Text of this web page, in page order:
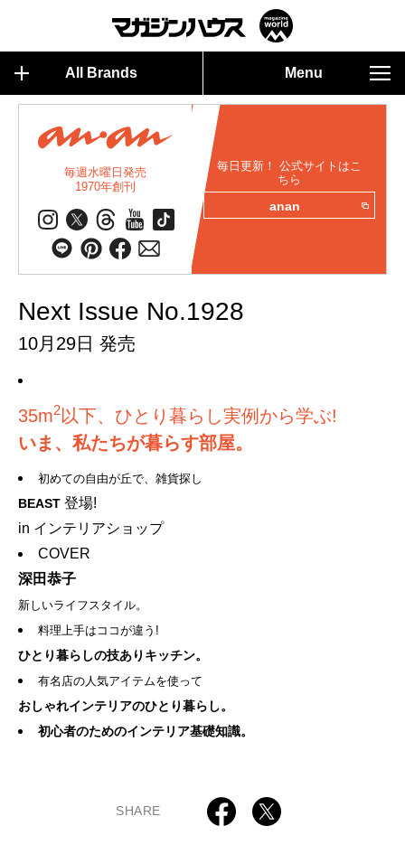
All Brands Menu
毎週水曜日発売
1970年創刊
毎日更新！ 公式サイトはこ
ちら
anan
Next Issue No.1928
10月29日 発売
35m2以下、ひとり暮らし実例から学ぶ!
いま、私たちが暮らす部屋。
初めての自由が丘で、雑貨探し
BEAST 登場!
in インテリアショップ
COVER
深田恭子
新しいライフスタイル。
料理上手はココが違う!
ひとり暮らしの技ありキッチン。
有名店の人気アイテムを使って
おしゃれインテリアのひとり暮らし。
初心者のためのインテリア基礎知識。
SHARE